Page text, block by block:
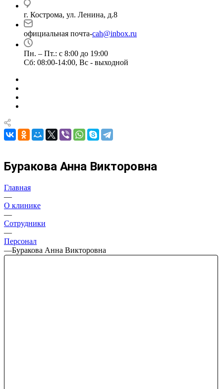
г. Кострома, ул. Ленина, д.8
официальная почта-cah@inbox.ru
Пн. – Пт.: с 8:00 до 19:00
Сб: 08:00-14:00, Вс - выходной
Буракова Анна Викторовна
Главная
—
О клинике
—
Сотрудники
—
Персонал
—Буракова Анна Викторовна